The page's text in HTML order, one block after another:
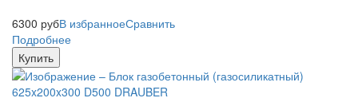
6300 рубВ избранноеСравнить
Подробнее
Купить